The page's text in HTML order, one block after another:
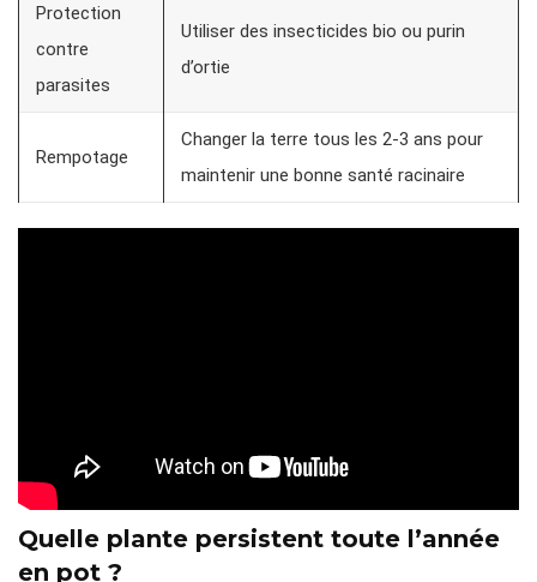
Protection
contre
parasites
Utiliser des insecticides bio ou purin
d’ortie
Rempotage
Changer la terre tous les 2-3 ans pour
maintenir une bonne santé racinaire
Quelle plante persistent toute l’année
en pot ?